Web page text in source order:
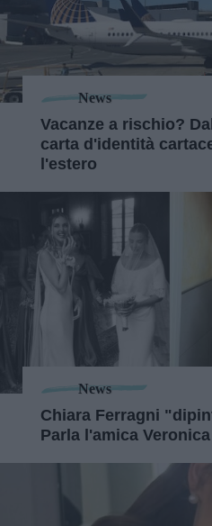
News
Vacanze a rischio?
carta d'identità
l'estero
News
Chiara Ferragni
Parla l'amica